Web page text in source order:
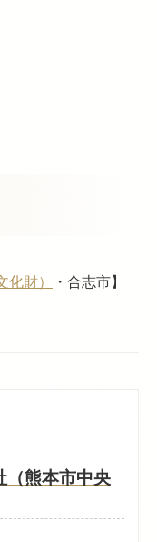
財） ・合志市】
（熊本市中央